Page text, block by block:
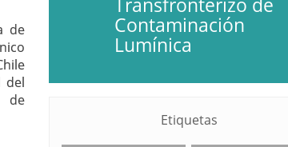
de
del
de
Contaminación
Lumínica
Etiquetas